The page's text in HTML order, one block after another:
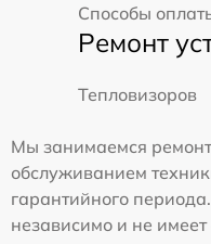
Способы
Ремонт
Тепловизоров
Мы занимаемся
обслуживанием
гарантийного
независимо и не